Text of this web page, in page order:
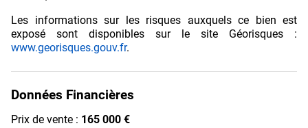
Les informations sur les risques auxquels ce bien est
exposé sont disponibles sur le site Géorisques :
www.georisques.gouv.fr.
Données Financières
Prix de vente : 165 000 €